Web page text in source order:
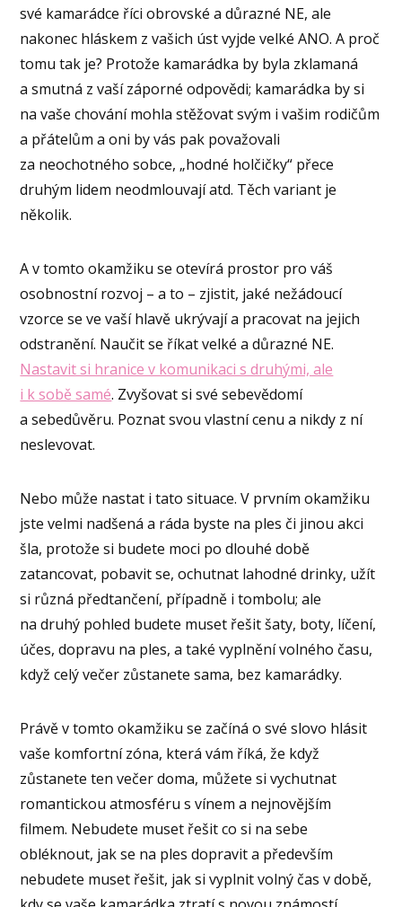
své kamarádce říci obrovské a důrazné NE, ale
nakonec hláskem z vašich úst vyjde velké ANO. A proč
tomu tak je? Protože kamarádka by byla zklamaná
a smutná z vaší záporné odpovědi; kamarádka by si
na vaše chování mohla stěžovat svým i vašim rodičům
a přátelům a oni by vás pak považovali
za neochotného sobce, „hodné holčičky“ přece
druhým lidem neodmlouvají atd. Těch variant je
několik.
A v tomto okamžiku se otevírá prostor pro váš
osobnostní rozvoj – a to – zjistit, jaké nežádoucí
vzorce se ve vaší hlavě ukrývají a pracovat na jejich
odstranění. Naučit se říkat velké a důrazné NE.
Nastavit si hranice v komunikaci s druhými, ale
i k sobě samé. Zvyšovat si své sebevědomí
a sebedůvěru. Poznat svou vlastní cenu a nikdy z ní
neslevovat.
Nebo může nastat i tato situace. V prvním okamžiku
jste velmi nadšená a ráda byste na ples či jinou akci
šla, protože si budete moci po dlouhé době
zatancovat, pobavit se, ochutnat lahodné drinky, užít
si různá předtančení, případně i tombolu; ale
na druhý pohled budete muset řešit šaty, boty, líčení,
účes, dopravu na ples, a také vyplnění volného času,
když celý večer zůstanete sama, bez kamarádky.
Právě v tomto okamžiku se začíná o své slovo hlásit
vaše komfortní zóna, která vám říká, že když
zůstanete ten večer doma, můžete si vychutnat
romantickou atmosféru s vínem a nejnovějším
filmem. Nebudete muset řešit co si na sebe
obléknout, jak se na ples dopravit a především
nebudete muset řešit, jak si vyplnit volný čas v době,